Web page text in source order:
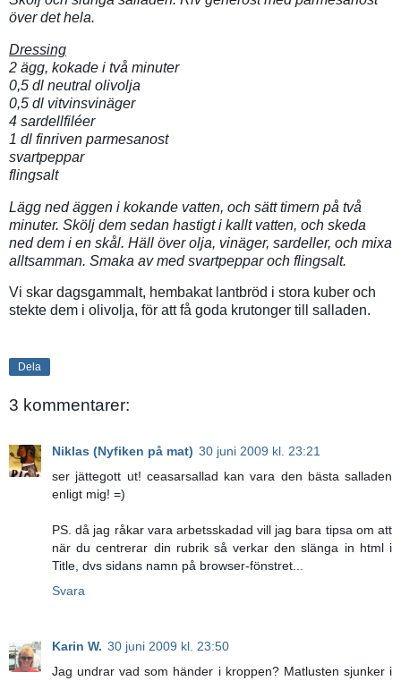
över det hela.
Dressing
2 ägg, kokade i två minuter
0,5 dl neutral olivolja
0,5 dl vitvinsvinäger
4 sardellfiléer
1 dl finriven parmesanost
svartpeppar
flingsalt
Lägg ned äggen i kokande vatten, och sätt timern på två
minuter. Skölj dem sedan hastigt i kallt vatten, och skeda
ned dem i en skål. Häll över olja, vinäger, sardeller, och mixa
alltsamman. Smaka av med svartpeppar och flingsalt.
Vi skar dagsgammalt, hembakat lantbröd i stora kuber och
stekte dem i olivolja, för att få goda krutonger till salladen.
Dela
3 kommentarer:
Niklas (Nyfiken på mat) 30 juni 2009 kl. 23:21
ser jättegott ut! ceasarsallad kan vara den bästa salladen
enligt mig! =)
PS. då jag råkar vara arbetsskadad vill jag bara tipsa om att
när du centrerar din rubrik så verkar den slänga in html i
Title, dvs sidans namn på browser-fönstret...
Svara
Karin W. 30 juni 2009 kl. 23:50
Jag undrar vad som händer i kroppen? Matlusten sjunker i